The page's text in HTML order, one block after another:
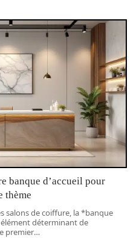
banque d’accueil pour
thème
salons de coiffure, la *banque
déterminant de
premier…